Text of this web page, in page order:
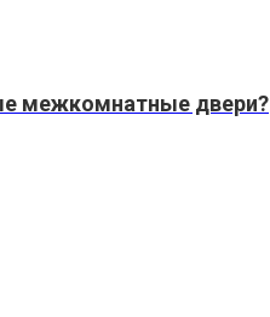
межкомнатные двери?